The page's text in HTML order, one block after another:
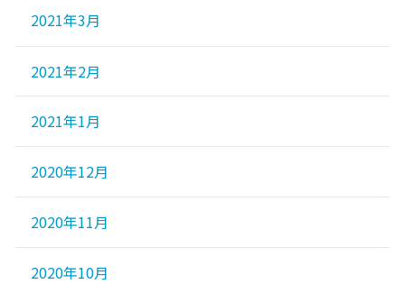
2021年3月
2021年2月
2021年1月
2020年12月
2020年11月
2020年10月